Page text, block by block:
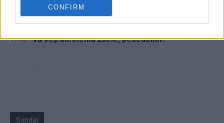
CONFIRM
Coaliția antieuropeană PSD–AUR se bucură:
fluviul Dunărea se trece cu piciorul!
17.32 Vă veți blestema zilele, pesedeilor!
Sondaj